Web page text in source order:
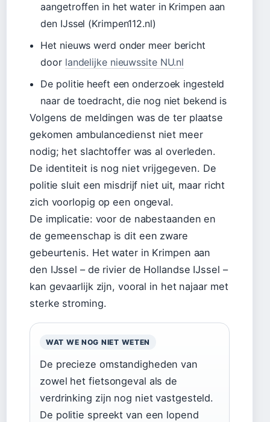
aangetroffen in het water in Krimpen aan
den IJssel (Krimpen112.nl)
Het nieuws werd onder meer bericht
door landelijke nieuwssite NU.nl
De politie heeft een onderzoek ingesteld
naar de toedracht, die nog niet bekend is
Volgens de meldingen was de ter plaatse
gekomen ambulancedienst niet meer
nodig; het slachtoffer was al overleden.
De identiteit is nog niet vrijgegeven. De
politie sluit een misdrijf niet uit, maar richt
zich voorlopig op een ongeval.
De implicatie: voor de nabestaanden en
de gemeenschap is dit een zware
gebeurtenis. Het water in Krimpen aan
den IJssel – de rivier de Hollandse IJssel –
kan gevaarlijk zijn, vooral in het najaar met
sterke stroming.
WAT WE NOG NIET WETEN
De precieze omstandigheden van
zowel het fietsongeval als de
verdrinking zijn nog niet vastgesteld.
De politie spreekt van een lopend